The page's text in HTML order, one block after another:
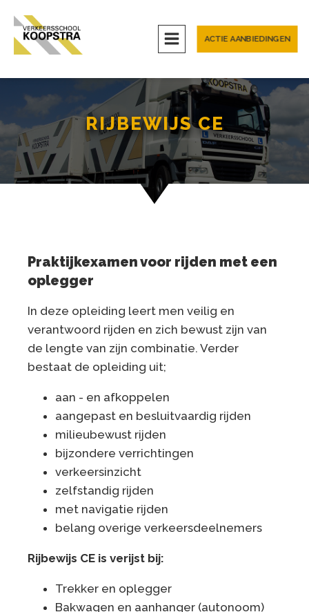
ACTIE AANBIEDINGEN
RIJBEWIJS CE
Praktijkexamen voor rijden met een
oplegger
In deze opleiding leert men veilig en
verantwoord rijden en zich bewust zijn van
de lengte van zijn combinatie. Verder
bestaat de opleiding uit;
aan - en afkoppelen
aangepast en besluitvaardig rijden
milieubewust rijden
bijzondere verrichtingen
verkeersinzicht
zelfstandig rijden
met navigatie rijden
belang overige verkeersdeelnemers
Rijbewijs CE is verijst bij:
Trekker en oplegger
Bakwagen en aanhanger (autonoom)